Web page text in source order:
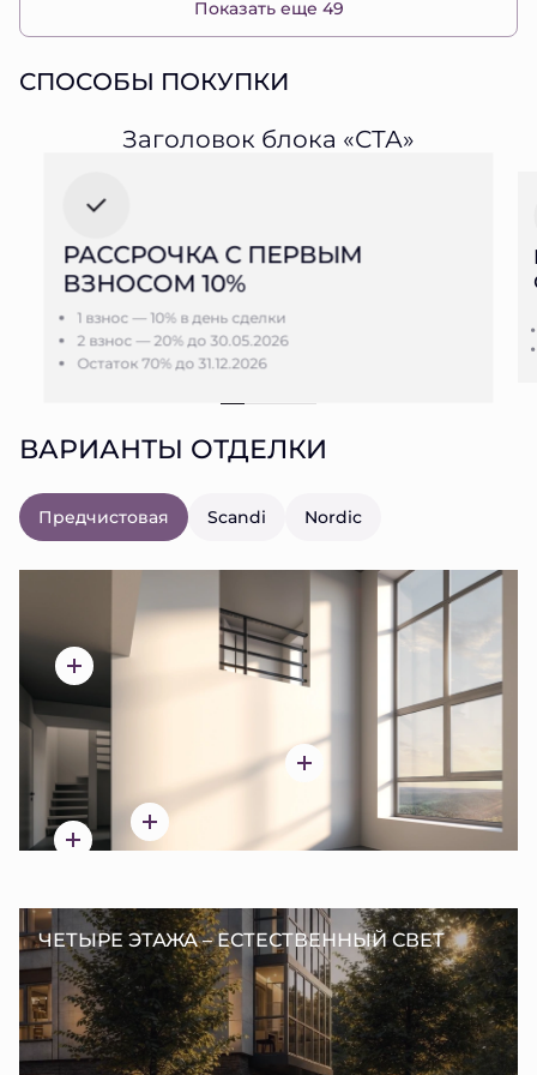
Показать еще 49
СПОСОБЫ ПОКУПКИ
Заголовок блока «СТА»
РАССРОЧКА С ПЕРВЫМ
ВЗНОСОМ 10%
1 взнос — 10% в день сделки
2 взнос — 20% до 30.05.2026
Остаток 70% до 31.12.2026
ВАРИАНТЫ ОТДЕЛКИ
Предчистовая Scandi Nordic
ЧЕТЫРЕ ЭТАЖА – ЕСТЕСТВЕННЫЙ СВЕТ